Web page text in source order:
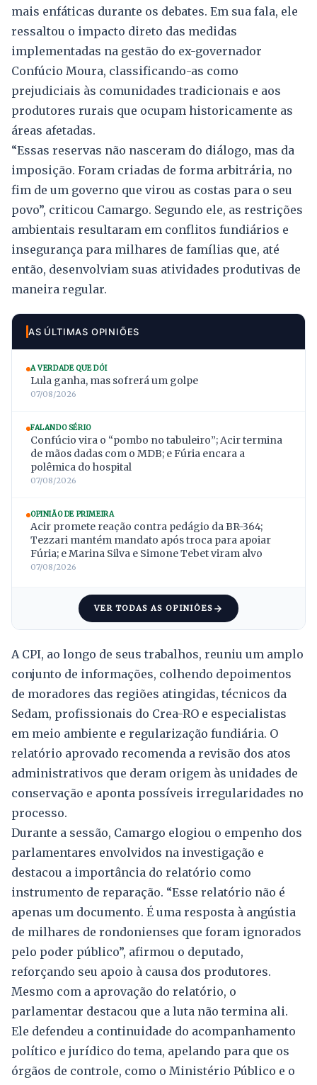
mais enfáticas durante os debates. Em sua fala, ele
ressaltou o impacto direto das medidas
implementadas na gestão do ex-governador
Confúcio Moura, classificando-as como
prejudiciais às comunidades tradicionais e aos
produtores rurais que ocupam historicamente as
áreas afetadas.
“Essas reservas não nasceram do diálogo, mas da
imposição. Foram criadas de forma arbitrária, no
fim de um governo que virou as costas para o seu
povo”, criticou Camargo. Segundo ele, as restrições
ambientais resultaram em conflitos fundiários e
insegurança para milhares de famílias que, até
então, desenvolviam suas atividades produtivas de
maneira regular.
AS ÚLTIMAS OPINIÕES
A VERDADE QUE DÓI
Lula ganha, mas sofrerá um golpe
07/08/2026
FALANDO SÉRIO
Confúcio vira o “pombo no tabuleiro”; Acir termina
de mãos dadas com o MDB; e Fúria encara a
polêmica do hospital
07/08/2026
OPINIÃO DE PRIMEIRA
Acir promete reação contra pedágio da BR-364;
Tezzari mantém mandato após troca para apoiar
Fúria; e Marina Silva e Simone Tebet viram alvo
07/08/2026
VER TODAS AS OPINIÕES
A CPI, ao longo de seus trabalhos, reuniu um amplo
conjunto de informações, colhendo depoimentos
de moradores das regiões atingidas, técnicos da
Sedam, profissionais do Crea-RO e especialistas
em meio ambiente e regularização fundiária. O
relatório aprovado recomenda a revisão dos atos
administrativos que deram origem às unidades de
conservação e aponta possíveis irregularidades no
processo.
Durante a sessão, Camargo elogiou o empenho dos
parlamentares envolvidos na investigação e
destacou a importância do relatório como
instrumento de reparação. “Esse relatório não é
apenas um documento. É uma resposta à angústia
de milhares de rondonienses que foram ignorados
pelo poder público”, afirmou o deputado,
reforçando seu apoio à causa dos produtores.
Mesmo com a aprovação do relatório, o
parlamentar destacou que a luta não termina ali.
Ele defendeu a continuidade do acompanhamento
político e jurídico do tema, apelando para que os
órgãos de controle, como o Ministério Público e o